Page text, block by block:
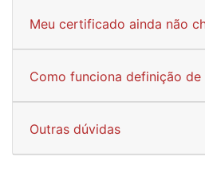
Meu certificado ainda não
Como funciona definição
Outras dúvidas